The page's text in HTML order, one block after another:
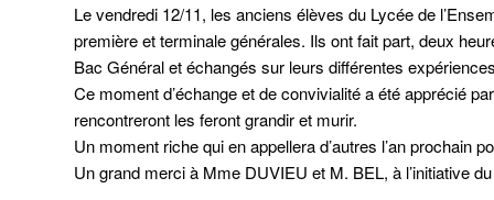
Le vendredi 12/11, les anciens élèves du Lycée de
première et terminale générales. Ils ont fait part, deux
Bac Général et échangés sur leurs différentes
Ce moment d’échange et de convivialité a été apprécié
rencontreront les feront grandir et murir.
Un moment riche qui en appellera d’autres l’an prochain
Un grand merci à Mme DUVIEU et M. BEL, à l’initiative